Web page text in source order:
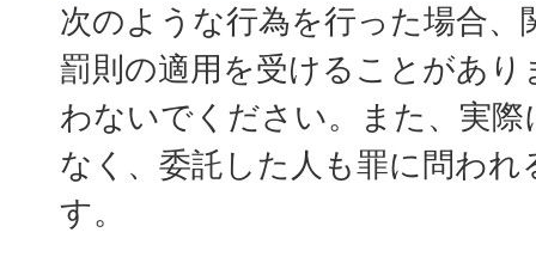
次のような行為を行った場合、
罰則の適用を受けることがあり
わないでください。また、実
なく、委託した人も罪に問われ
す。